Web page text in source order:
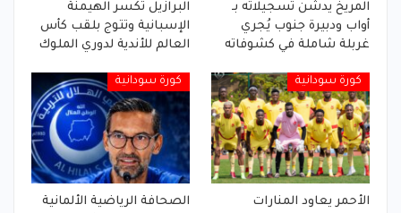
المريخ يدشن تسجيلاته بـ
أواب ودبيرة جنوب يُجري
غربلة شاملة في كشوفاته
البرازيل تكسر الهيمنة
الإسبانية وتتوج بلقب كأس
العالم للأندية لدوري الملوك
كورة سودانية
الأحمر يعاود المنارات
كورة سودانية
الصحافة الرياضية الألمانية